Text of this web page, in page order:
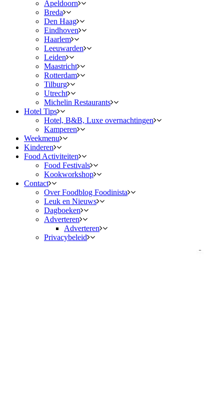
Apeldoorn
Breda
Den Haag
Eindhoven
Haarlem
Leeuwarden
Leiden
Maastricht
Rotterdam
Tilburg
Utrecht
Michelin Restaurants
Hotel Tips
Hotel, B&B, Luxe overnachtingen
Kamperen
Weekmenu
Kinderen
Food Activiteiten
Food Festivals
Kookworkshop
Contact
Over Foodblog Foodinista
Leuk en Nieuws
Dagboeken
Adverteren
Adverteren
Privacybeleid